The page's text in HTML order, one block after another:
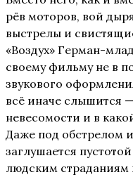
рёв моторов, вой
выстрелы и
«Воздух» Герман-
своему фильму не в
звукового
всё иначе слышится —
невесомости и в
Даже под обстрелом
заглушается
людским страданиям